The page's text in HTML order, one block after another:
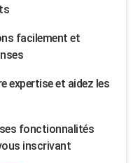
facilement et
expertise et aidez les
fonctionnalités
inscrivant